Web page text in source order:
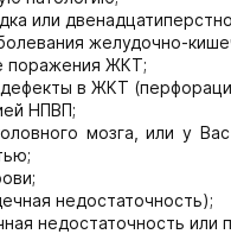
или
желудочно-
поражения ЖКТ;
в ЖКТ
НПВП;
мозга, или у
недостаточность);
недостаточность